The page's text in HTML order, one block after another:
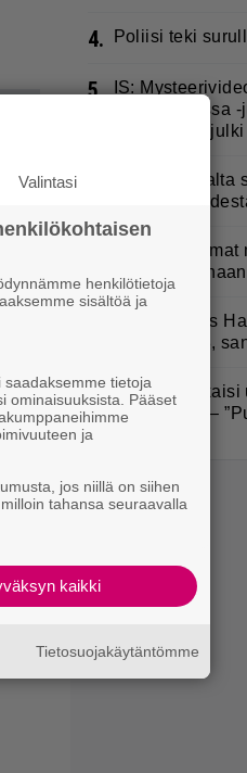
4. Poliisi teki
5.
IS:
tähtien kanssa
kasvoillaan julki
Pippa Laukalta
”Päästää
pistettiin
Uuno: Hjallis
Jasmine, 38,
9. Diandra julkaisi
Helsingistä –
Valintasi
henkilötietoja
sisältöä ja
tietoja
ominaisuuksista. Pääset
ja
jos niillä on siihen
tahansa seuraavalla
kaikki
Tietosuojakäytäntömme